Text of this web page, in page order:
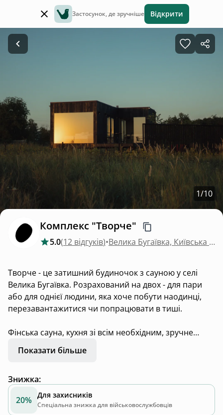
Застосунок, де зручніше Відкрити
1/10
Комплекс "Творче"
5.0(12 відгуків)• Велика Бугаївка, Київська область
Творче - це затишний будиночок з сауною у селі
Велика Бугаївка. Розрахований на двох - для пари
або для однієї людини, яка хоче побути наодинці,
перезавантажитися чи попрацювати в тиші.
Фінська сауна, кухня зі всім необхідним, зручне
ліжко, проектор та настільні ігри, панорамні вікна з
видом на яри та пагорби «Васильківських Карпат»,
лугових трав, зоряне небо та неймовірні заходи
сонця…
Показати більше
Знижка:
20% Для захисників
Спеціальна знижка для військовослужбовців